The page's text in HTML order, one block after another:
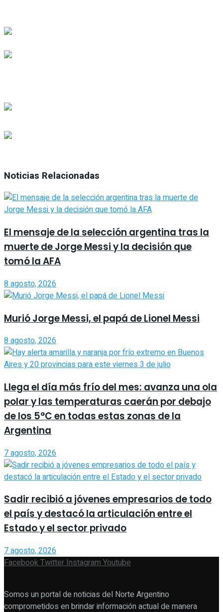
Noticias Relacionadas
El mensaje de la selección argentina tras la
muerte de Jorge Messi y la decisión que
tomó la AFA
8 agosto, 2026
Murió Jorge Messi, el papá de Lionel Messi
8 agosto, 2026
Llega el día más frío del mes: avanza una ola
polar y las temperaturas caerán por debajo
de los 5°C en todas estas zonas de la
Argentina
7 agosto, 2026
Sadir recibió a jóvenes empresarios de todo
el país y destacó la articulación entre el
Estado y el sector privado
7 agosto, 2026
FacebookTwitterInstagramYoutube
Somos un portal de noticias del Norte Argentino
comprometidos en brindar información actual de manera